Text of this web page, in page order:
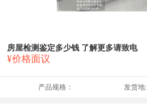
房屋检测鉴定多少钱 了解更多请致电
¥价格面议
产品规格： 发货地: